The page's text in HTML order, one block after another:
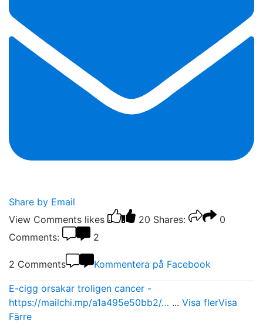
Share by Email
View Comments likes 20 Shares:
0
Comments:
2
2 Comments Kommentera på Facebook
E-cigg orsakar troligen cancer -
https://mailchi.mp/a1a495e50bb2/… ... Visa flerVisa
Färre